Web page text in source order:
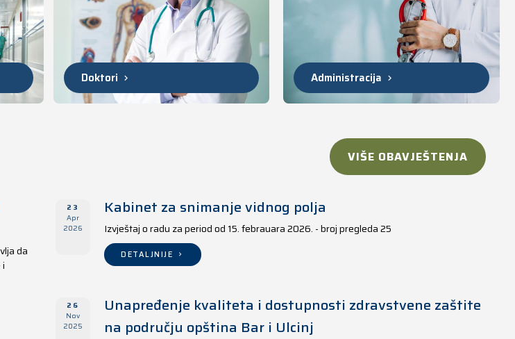
Doktori Administracija
VIŠE OBAVJEŠTENJA
da
i
23
Apr
2026
Kabinet za snimanje vidnog polja
Izvještaj o radu za period od 15. febrauara 2026. - broj pregleda 25
DETALJNIJE
26
Nov
2025
Unapređenje kvaliteta i dostupnosti zdravstvene zaštite
na području opština Bar i Ulcinj